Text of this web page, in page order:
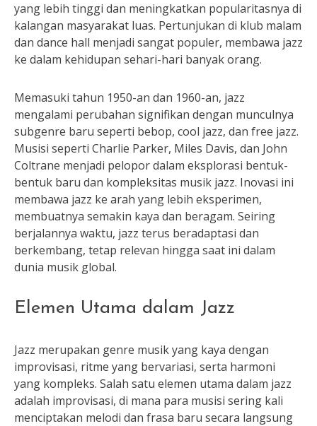
yang lebih tinggi dan meningkatkan popularitasnya di
kalangan masyarakat luas. Pertunjukan di klub malam
dan dance hall menjadi sangat populer, membawa jazz
ke dalam kehidupan sehari-hari banyak orang.
Memasuki tahun 1950-an dan 1960-an, jazz
mengalami perubahan signifikan dengan munculnya
subgenre baru seperti bebop, cool jazz, dan free jazz.
Musisi seperti Charlie Parker, Miles Davis, dan John
Coltrane menjadi pelopor dalam eksplorasi bentuk-
bentuk baru dan kompleksitas musik jazz. Inovasi ini
membawa jazz ke arah yang lebih eksperimen,
membuatnya semakin kaya dan beragam. Seiring
berjalannya waktu, jazz terus beradaptasi dan
berkembang, tetap relevan hingga saat ini dalam
dunia musik global.
Elemen Utama dalam Jazz
Jazz merupakan genre musik yang kaya dengan
improvisasi, ritme yang bervariasi, serta harmoni
yang kompleks. Salah satu elemen utama dalam jazz
adalah improvisasi, di mana para musisi sering kali
menciptakan melodi dan frasa baru secara langsung